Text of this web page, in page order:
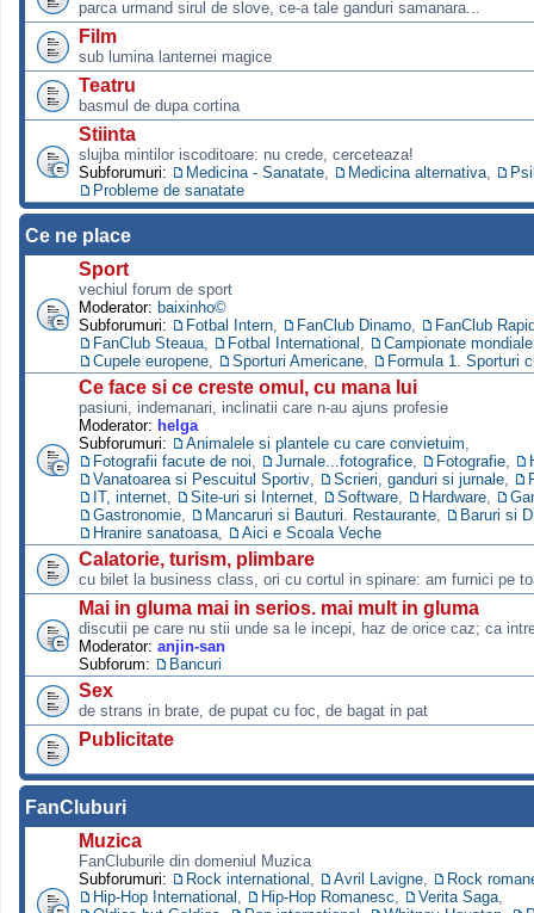
parca urmand sirul de slove, ce-a tale ganduri samanara...
Film
sub lumina lanternei magice
Teatru
basmul de dupa cortina
Stiinta
slujba mintilor iscoditoare: nu crede, cerceteaza!
Subforumuri:
Medicina - Sanatate Medicina alternativa
Probleme de sanatate
Ce ne place
Sport
vechiul forum de sport
Moderator: baixinho©
Subforumuri:
Fotbal Intern FanClub Dinamo
FanClub
FanClub Steaua
Fotbal International
Campionate
Cupele europene
Sporturi Americane Formula 1. Sporturi
Ce face si ce creste omul, cu mana lui
pasiuni, indemanari, inclinatii care n-au ajuns profesie
Moderator: helga
Subforumuri:
Animalele si plantele cu care convietuim
Fotografii facute de noi
Jurnale...fotografice Fotografie
Vanatoarea si Pescuitul Sportiv
Scrieri, ganduri si jurnale
IT, internet
Site-uri si Internet Software Hardware
Gastronomie
Mancaruri si Bauturi. Restaurante
Baruri si
Hranire sanatoasa
Aici e Scoala Veche
Calatorie, turism, plimbare
cu bilet la business class, ori cu cortul in spinare: am furnici pe
Mai in gluma mai in serios. mai mult in gluma
discutii pe care nu stii unde sa le incepi, haz de orice caz; ca
Moderator: anjin-san
Subforum:
Bancuri
Sex
de strans in brate, de pupat cu foc, de bagat in pat
Publicitate
FanCluburi
Muzica
FanCluburile din domeniul Muzica
Subforumuri:
Rock international Avril Lavigne
Rock
Hip-Hop International
Hip-Hop Romanesc Verita Saga